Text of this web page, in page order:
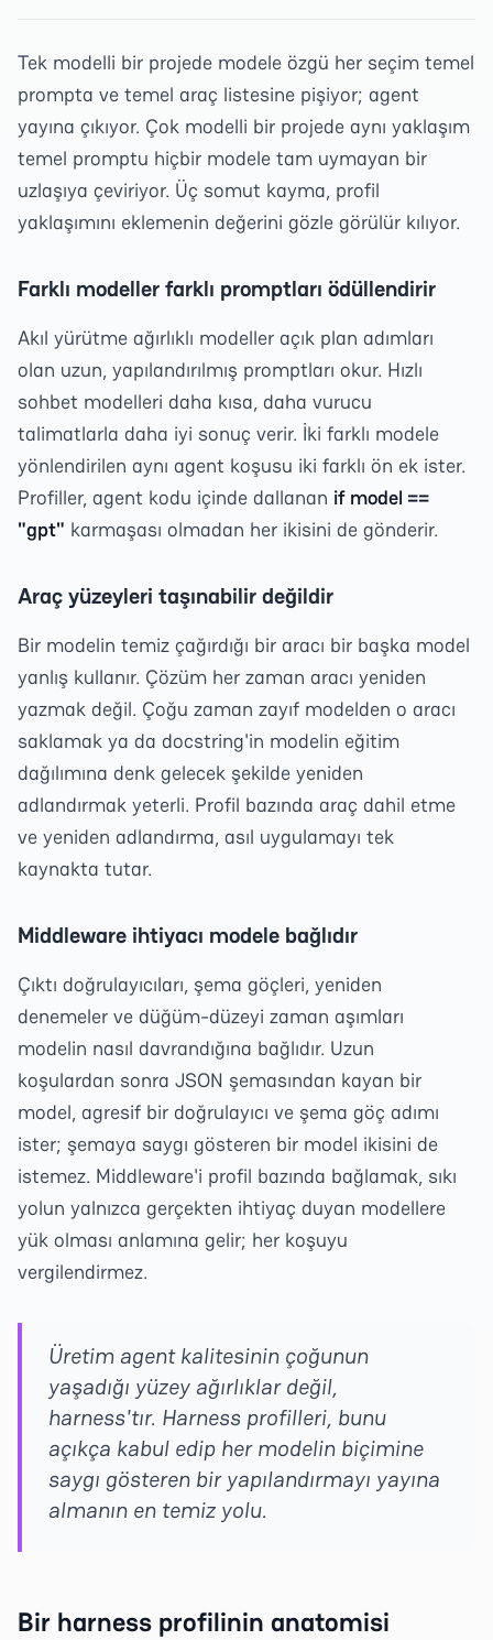
Tek modelli bir projede modele özgü her seçim temel
prompta ve temel araç listesine pişiyor; agent
yayına çıkıyor. Çok modelli bir projede aynı yaklaşım
temel promptu hiçbir modele tam uymayan bir
uzlaşıya çeviriyor. Üç somut kayma, profil
yaklaşımını eklemenin değerini gözle görülür kılıyor.
Farklı modeller farklı promptları ödüllendirir
Akıl yürütme ağırlıklı modeller açık plan adımları
olan uzun, yapılandırılmış promptları okur. Hızlı
sohbet modelleri daha kısa, daha vurucu
talimatlarla daha iyi sonuç verir. İki farklı modele
yönlendirilen aynı agent koşusu iki farklı ön ek ister.
Profiller, agent kodu içinde dallanan if model ==
"gpt" karmaşası olmadan her ikisini de gönderir.
Araç yüzeyleri taşınabilir değildir
Bir modelin temiz çağırdığı bir aracı bir başka model
yanlış kullanır. Çözüm her zaman aracı yeniden
yazmak değil. Çoğu zaman zayıf modelden o aracı
saklamak ya da docstring'in modelin eğitim
dağılımına denk gelecek şekilde yeniden
adlandırmak yeterli. Profil bazında araç dahil etme
ve yeniden adlandırma, asıl uygulamayı tek
kaynakta tutar.
Middleware ihtiyacı modele bağlıdır
Çıktı doğrulayıcıları, şema göçleri, yeniden
denemeler ve düğüm-düzeyi zaman aşımları
modelin nasıl davrandığına bağlıdır. Uzun
koşulardan sonra JSON şemasından kayan bir
model, agresif bir doğrulayıcı ve şema göç adımı
ister; şemaya saygı gösteren bir model ikisini de
istemez. Middleware'i profil bazında bağlamak, sıkı
yolun yalnızca gerçekten ihtiyaç duyan modellere
yük olması anlamına gelir; her koşuyu
vergilendirmez.
Üretim agent kalitesinin çoğunun
yaşadığı yüzey ağırlıklar değil,
harness'tır. Harness profilleri, bunu
açıkça kabul edip her modelin biçimine
saygı gösteren bir yapılandırmayı yayına
almanın en temiz yolu.
Bir harness profilinin anatomisi